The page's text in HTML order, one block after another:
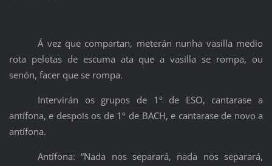
Á vez que compartan, meterán nunha vasilla medio
rota pelotas de escuma ata que a vasilla se rompa, ou
senón, facer que se rompa.
Intervirán os grupos de 1º de ESO, cantarase a
antífona, e despois os de 1º de BACH, e cantarase de novo a
antífona.
Antífona: “Nada nos separará, nada nos separará,